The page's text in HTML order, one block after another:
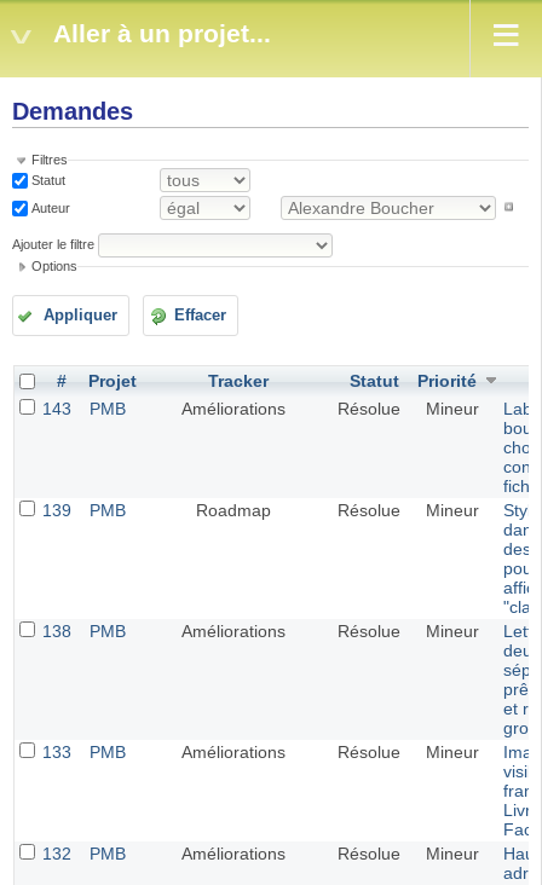
Aller à un projet...
Demandes
Filtres
Statut
Auteur
Ajouter le filtre
Options
Appliquer Effacer
# Projet Tracker Statut
Priorité
143
PMB Améliorations Résolue Mineur
139
PMB Roadmap Résolue Mineur
des
pour
138
PMB Améliorations Résolue Mineur
et
133
PMB Améliorations Résolue Mineur
132
PMB Améliorations Résolue Mineur